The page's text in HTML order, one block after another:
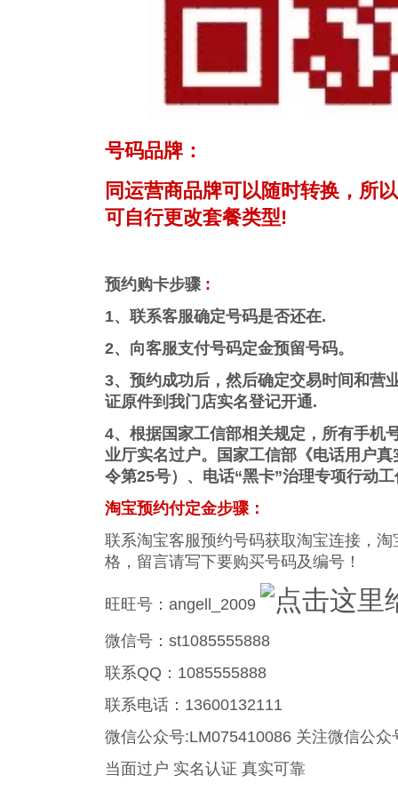
号码品牌：
同运营商品牌可以随时转换，所
可自行更改套餐类型!
预约购卡步骤:
1、联系客服确定号码是否还在.
2、向客服支付号码定金预留号码。
3、预约成功后，然后确定交易时间和营
证原件到我门店实名登记开通.
4、根据国家工信部相关规定，所有手机
业厅实名过户。国家工信部《电话用户
令第25号）、电话“黑卡”治理专项行动
淘宝预约付定金步骤：
联系淘宝客服预约号码获取淘宝连接，
格，留言请写下要购买号码及编号！
旺旺号：angell_2009
微信号：st1085555888
联系QQ：1085555888
联系电话：13600132111
微信公众号:LM075410086 关注微信公
当面过户 实名认证 真实可靠